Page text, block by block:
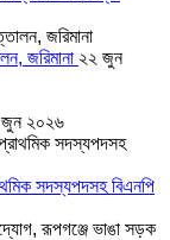
জরিমানা ২২ জুন
২০২৬
সদস্যপদসহ বিএনপি